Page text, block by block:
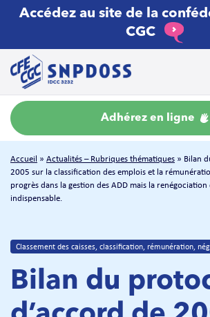
Accédez au site de la
CGC
Adhérez en ligne
Accueil » Actualités – Rubriques thématiques » Bilan
2005 sur la classification des emplois et la
progrès dans la gestion des ADD mais la renégociation
indispensable.
Classement des caisses, classification, rémunération,
Bilan du